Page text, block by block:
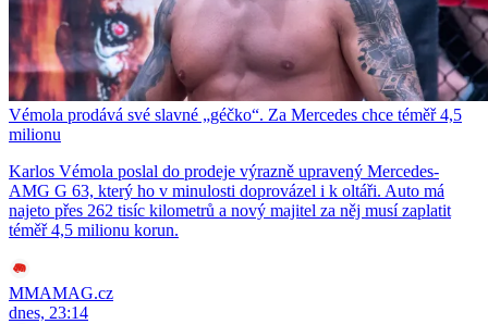
Vémola prodává své slavné „géčko“. Za Mercedes chce téměř 4,5
milionu
Karlos Vémola poslal do prodeje výrazně upravený Mercedes-
AMG G 63, který ho v minulosti doprovázel i k oltáři. Auto má
najeto přes 262 tisíc kilometrů a nový majitel za něj musí zaplatit
téměř 4,5 milionu korun.
MMAMAG.cz
dnes, 23:14